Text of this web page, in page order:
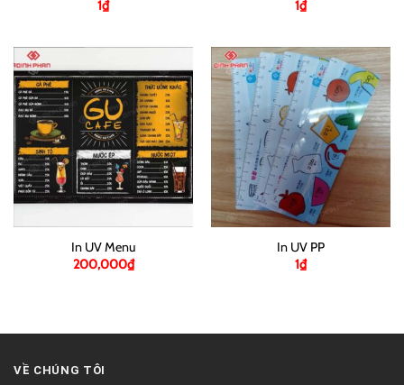
1₫
1₫
In UV Menu
200,000₫
In UV PP
1₫
VỀ CHÚNG TÔI